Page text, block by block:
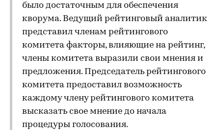
было достаточным для обеспечения
кворума. Ведущий рейтинговый аналитик
представил членам рейтингового
комитета факторы, влияющие на рейтинг,
члены комитета выразили свои мнения и
предложения. Председатель рейтингового
комитета предоставил возможность
каждому члену рейтингового комитета
высказать свое мнение до начала
процедуры голосования.